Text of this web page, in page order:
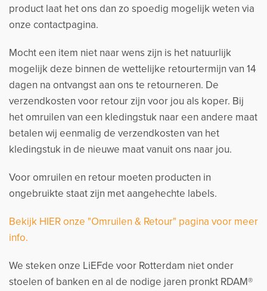
product laat het ons dan zo spoedig mogelijk weten via
onze contactpagina.
Mocht een item niet naar wens zijn is het natuurlijk
mogelijk deze binnen de wettelijke retourtermijn van 14
dagen na ontvangst aan ons te retourneren. De
verzendkosten voor retour zijn voor jou als koper. Bij
het omruilen van een kledingstuk naar een andere maat
betalen wij eenmalig de verzendkosten van het
kledingstuk in de nieuwe maat vanuit ons naar jou.
Voor omruilen en retour moeten producten in
ongebruikte staat zijn met aangehechte labels.
Bekijk HIER onze "Omruilen & Retour" pagina voor meer
info.
We steken onze LiEFde voor Rotterdam niet onder
stoelen of banken en al de nodige jaren pronkt RDAM®